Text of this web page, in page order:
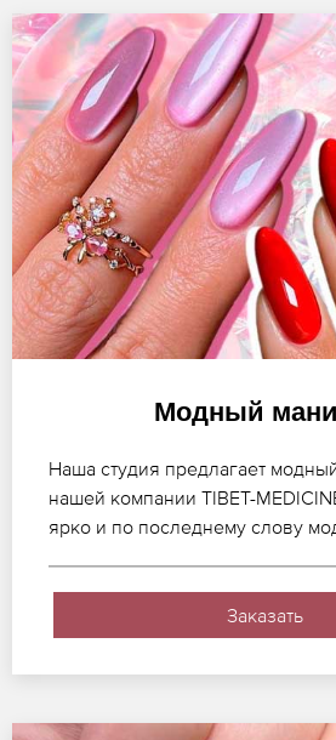
Модный
Наша студия предлагает
нашей компании TIBET-
ярко и по последнему слову
Заказать